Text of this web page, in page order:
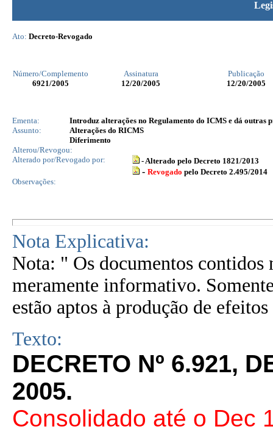
Ato: Decreto-Revogado
Número/Complemento Assinatura
Publicação
6921/2005 12/20/2005 12/20/2005
Ementa:
Introduz alterações no Regulamento do ICMS e dá outras
Assunto:
Alterações do RICMS
Diferimento
Alterou/Revogou:
Alterado por/Revogado por:
- Alterado pelo Decreto 1821/2013
- Revogado pelo Decreto 2.495/2014
Observações:
Nota Explicativa:
Nota: " Os documentos contidos
meramente informativo.
estão aptos à produção de
Texto:
DECRETO Nº 6.921,
2005.
Consolidado até o Dec